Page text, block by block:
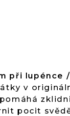
při lupénce
v
pocit